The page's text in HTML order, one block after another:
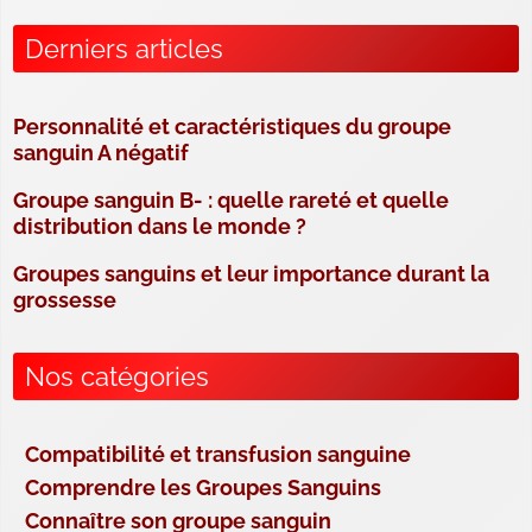
Derniers articles
Personnalité et caractéristiques du groupe
sanguin A négatif
Groupe sanguin B- : quelle rareté et quelle
distribution dans le monde ?
Groupes sanguins et leur importance durant la
grossesse
Nos catégories
Compatibilité et transfusion sanguine
Comprendre les Groupes Sanguins
Connaître son groupe sanguin